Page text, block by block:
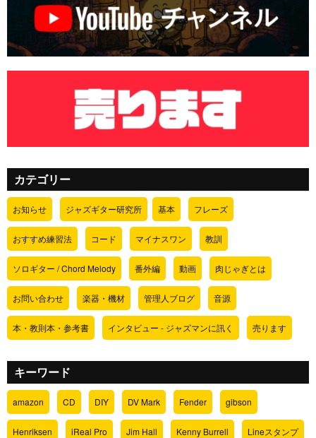
カテゴリー
お知らせ ジャズギター研究所 基本 フレーズ
おすすめ練習法 コード マイナスワン 教訓
ソロギター / Chord Melody 番外編 動画 肉じゃぎとは
お問い合わせ 楽器・機材 管理人ブログ 音源
本・教則本・参考書 インタビュー - ジャズマンに訊く 売ります
キーワード
amazon CD DIY DV Mark Fender gibson
Henriksen iReal Pro Jim Hall Kenny Burrell Lineスタンプ